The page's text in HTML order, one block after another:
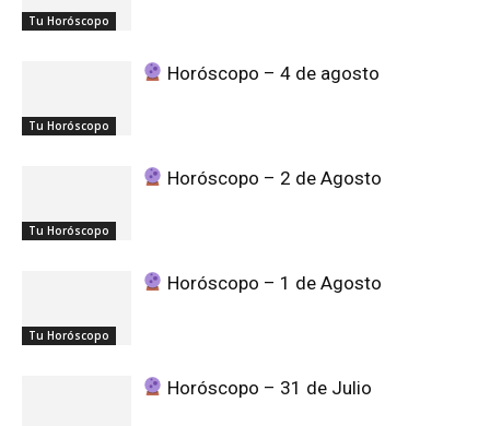
Tu Horóscopo
Tu Horóscopo
Horóscopo – 4 de agosto
Tu Horóscopo
Horóscopo – 2 de Agosto
Tu Horóscopo
Horóscopo – 1 de Agosto
Horóscopo – 31 de Julio